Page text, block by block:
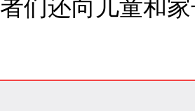
者们还向儿童和